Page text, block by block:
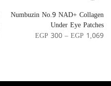
Numbuzin No.9 NAD+ Collagen
Under Eye Patches
EGP 300 – EGP 1,069